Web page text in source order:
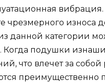
чрезмерного
данной категории
подушки
что влечет за
преимущественно